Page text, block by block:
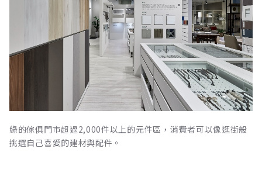
綠的傢俱門市超過2,000件以上的元件區，消費者可以像逛街般
挑選自己喜愛的建材與配件。